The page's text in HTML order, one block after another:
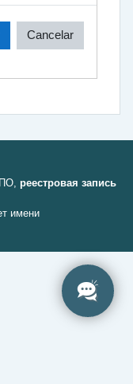
Cancelar
реестровая запись
имени